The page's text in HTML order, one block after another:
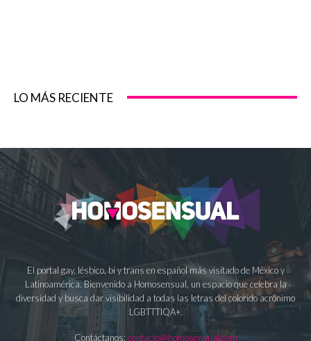
LO MÁS RECIENTE
El portal gay, lésbico, bi y trans en español más visitado de México y
Latinoamérica. Bienvenido a Homosensual, un espacio que celebra la
diversidad y busca dar visibilidad a todas las letras del colorido acrónimo
LGBTTTIQA+.
Contáctanos: contacto@homosensual.com